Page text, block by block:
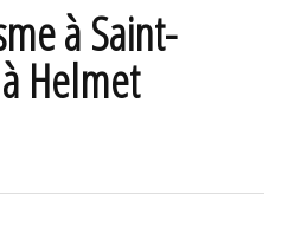
à Saint-
Helmet